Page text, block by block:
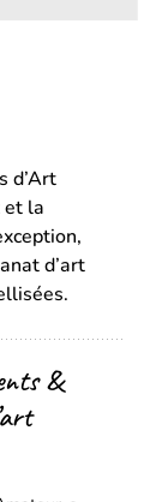
un
onglet)onglet)
d’Art
et la
d’art
&